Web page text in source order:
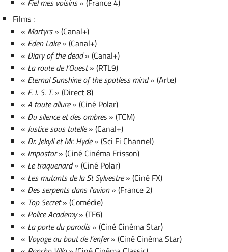
Films :
« Martyrs» (Canal+)
« Eden Lake» (Canal+)
« Diary of the dead» (Canal+)
« La route de l'Ouest» (RTL9)
« Eternal Sunshine of the spotless mind» (Arte)
« F. I. S. T. » (Direct 8)
«A toute allure» (Ciné Polar)
« Du silence et des ombres» (TCM)
« Justice sous tutelle» (Canal+)
« Dr. Jekyll et Mr. Hyde» (Sci Fi Channel)
« Impostor» (Ciné Cinéma Frisson)
« Le traquenard» (Ciné Polar)
« Les mutants de la St Sylvestre» (Ciné FX)
« Des serpents dans l'avion» (France 2)
« Top Secret» (Comédie)
« Police Academy» (TF6)
« La porte du paradis» (Ciné Cinéma Star)
« Voyage au bout de l'enfer» (Ciné Cinéma Star)